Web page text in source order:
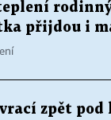
přijdou i
zpět pod